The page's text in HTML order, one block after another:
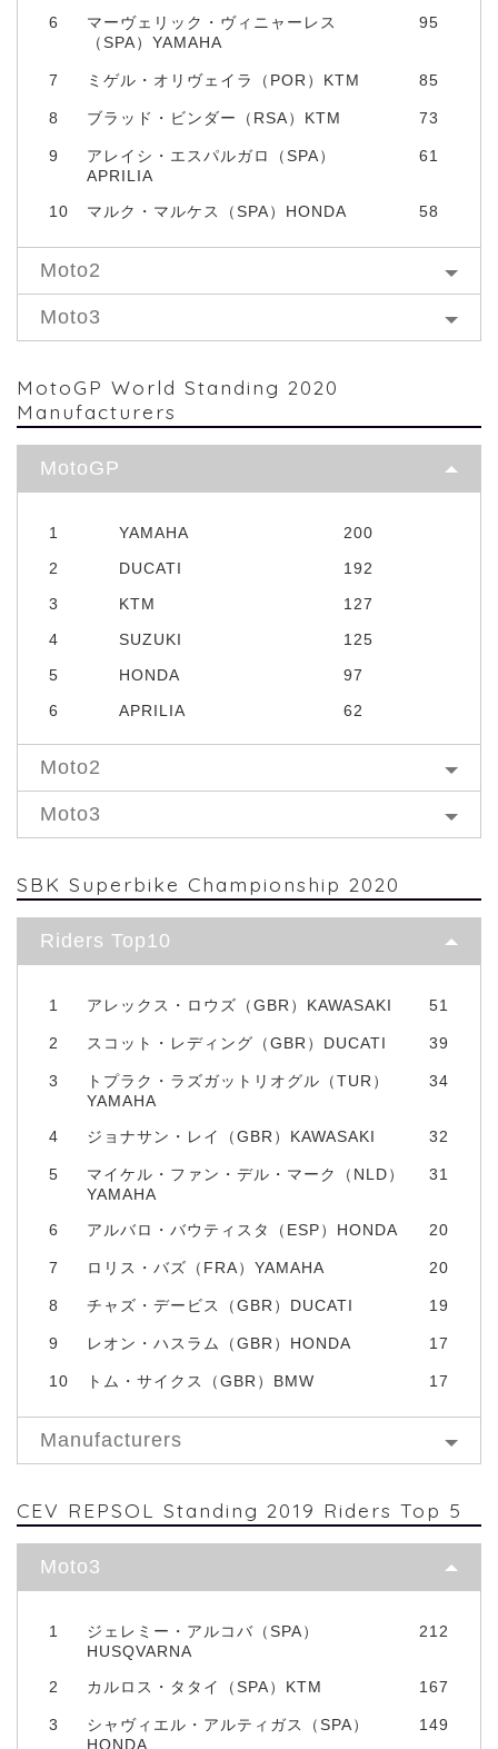
6
マーヴェリック・ヴィニャーレス
（SPA）YAMAHA
95
7 ミゲル・オリヴェイラ（POR）KTM 85
8 ブラッド・ビンダー（RSA）KTM 73
9
アレイシ・エスパルガロ（SPA）
APRILIA
61
10 マルク・マルケス（SPA）HONDA 58
Moto2
Moto3
MotoGP World Standing 2020
Manufacturers
MotoGP
1 YAMAHA
200
2
DUCATI
192
3
KTM
127
4
SUZUKI
125
5
HONDA
97
6
APRILIA 62
Moto2
Moto3
SBK Superbike Championship 2020
Riders Top10
1 アレックス・ロウズ（GBR）KAWASAKI 51
2 スコット・レディング（GBR）DUCATI 39
3
トプラク・ラズガットリオグル（TUR）
YAMAHA
34
4 ジョナサン・レイ（GBR）KAWASAKI 32
5
マイケル・ファン・デル・マーク（NLD）
YAMAHA
31
6 アルバロ・バウティスタ（ESP）HONDA 20
7 ロリス・バズ（FRA）YAMAHA 20
8 チャズ・デービス（GBR）DUCATI 19
9 レオン・ハスラム（GBR）HONDA 17
10 トム・サイクス（GBR）BMW 17
Manufacturers
CEV REPSOL Standing 2019 Riders Top 5
Moto3
1
ジェレミー・アルコバ（SPA）
HUSQVARNA
212
2 カルロス・タタイ（SPA）KTM 167
3
シャヴィエル・アルティガス（SPA）
HONDA
149